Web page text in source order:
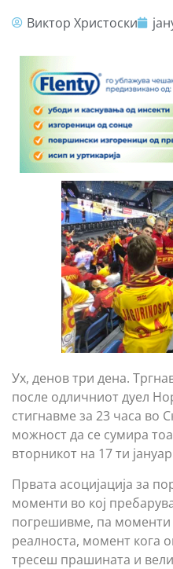
Виктор Христоски
Ух, денов три дена.
после одличниот дуел
стигнавме за 23 часа во
можност да се сумира
вторникот на 17 ти
Првата асоцијација за
моменти во кој
погрешивме, па
реалноста, момент кога
тресеш прашината и